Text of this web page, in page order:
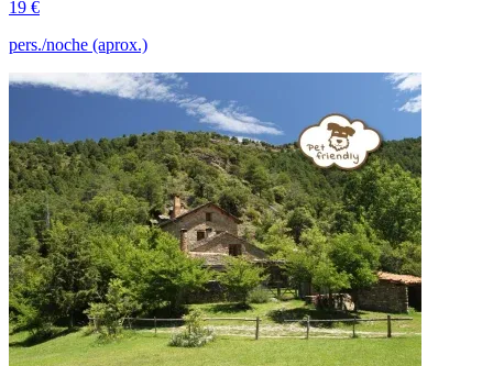
19 €
pers./noche (aprox.)